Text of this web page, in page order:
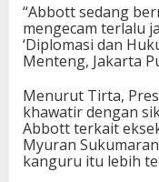
“Abbott sedang
mengecam terlalu
‘Diplomasi dan
Menteng, Jakarta
Menurut Tirta,
khawatir dengan
Abbott terkait
Myuran
kanguru itu lebih